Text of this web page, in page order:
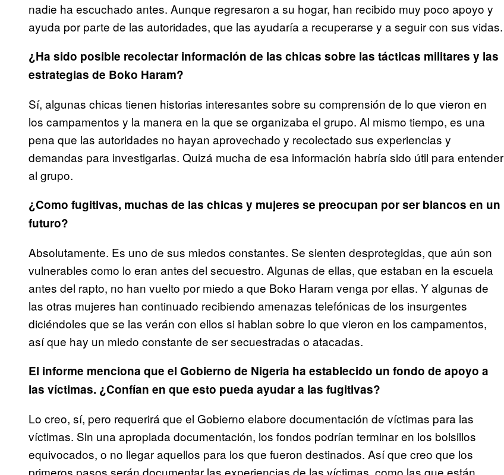
nadie ha escuchado antes. Aunque regresaron a su hogar, han recibido muy poco apoyo y
ayuda por parte de las autoridades, que las ayudaría a recuperarse y a seguir con sus vidas.
¿Ha sido posible recolectar información de las chicas sobre las tácticas militares y las
estrategias de Boko Haram?
Sí, algunas chicas tienen historias interesantes sobre su comprensión de lo que vieron en
los campamentos y la manera en la que se organizaba el grupo. Al mismo tiempo, es una
pena que las autoridades no hayan aprovechado y recolectado sus experiencias y
demandas para investigarlas. Quizá mucha de esa información habría sido útil para entender
al grupo.
¿Como fugitivas, muchas de las chicas y mujeres se preocupan por ser blancos en un
futuro?
Absolutamente. Es uno de sus miedos constantes. Se sienten desprotegidas, que aún son
vulnerables como lo eran antes del secuestro. Algunas de ellas, que estaban en la escuela
antes del rapto, no han vuelto por miedo a que Boko Haram venga por ellas. Y algunas de
las otras mujeres han continuado recibiendo amenazas telefónicas de los insurgentes
diciéndoles que se las verán con ellos si hablan sobre lo que vieron en los campamentos,
así que hay un miedo constante de ser secuestradas o atacadas.
El informe menciona que el Gobierno de Nigeria ha establecido un fondo de apoyo a
las víctimas. ¿Confían en que esto pueda ayudar a las fugitivas?
Lo creo, sí, pero requerirá que el Gobierno elabore documentación de víctimas para las
víctimas. Sin una apropiada documentación, los fondos podrían terminar en los bolsillos
equivocados, o no llegar aquellos para los que fueron destinados. Así que creo que los